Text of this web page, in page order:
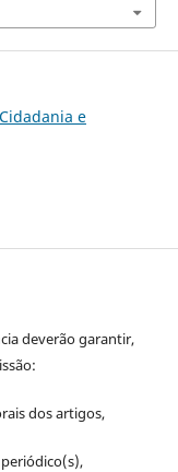
e
deverão garantir,
dos artigos,